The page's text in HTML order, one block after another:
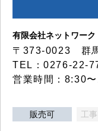
有限会社ネットワーク
〒373-0023 群
TEL：0276-22-
営業時間：8:30
販売可 工